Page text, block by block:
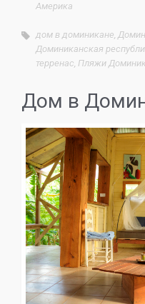
Америка
дом в доминикане,
Доминиканская
терренас, Пляжи
Дом в